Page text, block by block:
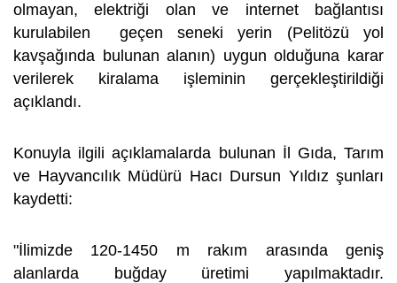
olmayan, elektriği olan ve internet bağlantısı
kurulabilen geçen seneki yerin (Pelitözü yol
kavşağında bulunan alanın) uygun olduğuna karar
verilerek kiralama işleminin gerçekleştirildiği
açıklandı.
Konuyla ilgili açıklamalarda bulunan İl Gıda, Tarım
ve Hayvancılık Müdürü Hacı Dursun Yıldız şunları
kaydetti:
"İlimizde 120-1450 m rakım arasında geniş
alanlarda buğday üretimi yapılmaktadır.